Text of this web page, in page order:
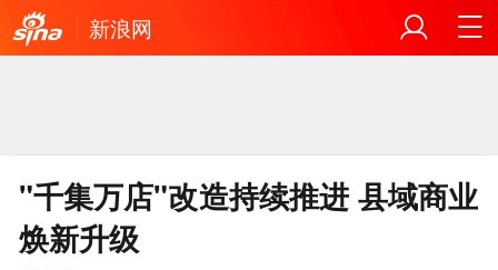
新浪网
"千集万店"改造持续推进 县域商业
焕新升级